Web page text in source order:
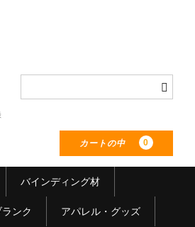
カートの中 0
バインディング材
ンク アパレル・グッズ